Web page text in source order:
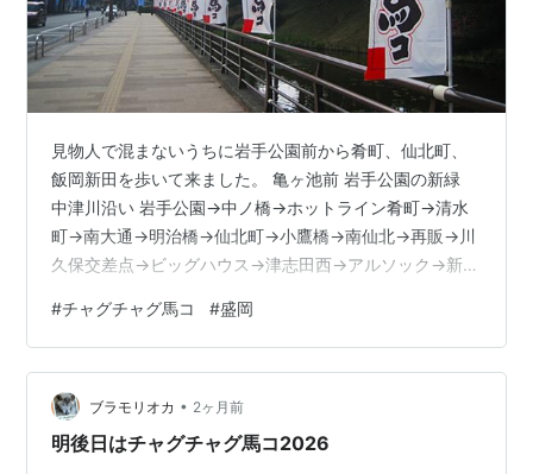
見物人で混まないうちに岩手公園前から肴町、仙北町、
飯岡新田を歩いて来ました。 亀ヶ池前 岩手公園の新緑
中津川沿い 岩手公園→中ノ橋→ホットライン肴町→清水
町→南大通→明治橋→仙北町→小鷹橋→南仙北→再販→川
久保交差点→ビッグハウス→津志田西→アルソック→新川
→スコーレ→カーセブン→本宮交差点→盛南大橋→不来方
橋→大沢川原【17,833歩12.3㌔】
#チャグチャグ馬コ #盛岡
ブラモリオカ • 2ヶ月前
明後日はチャグチャグ馬コ2026